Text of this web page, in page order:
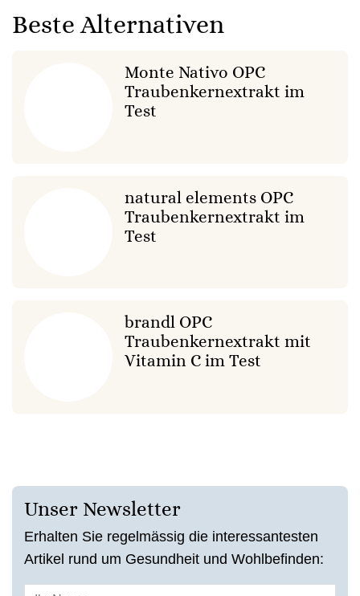
Beste Alternativen
Monte Nativo OPC
Traubenkernextrakt im
Test
natural elements OPC
Traubenkernextrakt im
Test
brandl OPC
Traubenkernextrakt mit
Vitamin C im Test
Unser Newsletter
Erhalten Sie regelmässig die interessantesten
Artikel rund um Gesundheit und Wohlbefinden: